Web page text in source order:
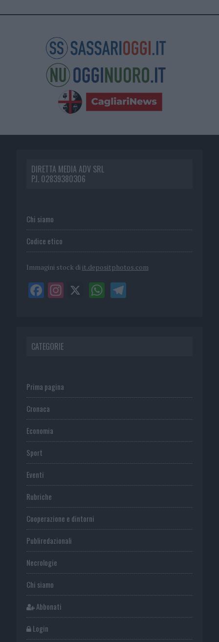
DIRETTA MEDIA ADV SRL
P.I. 02839380306
Chi siamo
Codice etico
Immagini stock di it.depositphotos.com
CATEGORIE
Prima pagina
Cronaca
Economia
Sport
Eventi
Rubriche
Cooperazione e dintorni
Publiredazionali
Necrologie
Chi siamo
Abbonati
Login